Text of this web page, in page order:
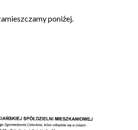
poniżej.